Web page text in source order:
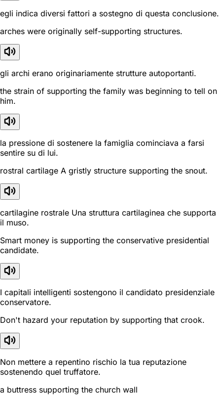
egli indica diversi fattori a sostegno di questa conclusione.
arches were originally self-supporting structures.
gli archi erano originariamente strutture autoportanti.
the strain of supporting the family was beginning to tell on
him.
la pressione di sostenere la famiglia cominciava a farsi
sentire su di lui.
rostral cartilage A gristly structure supporting the snout.
cartilagine rostrale Una struttura cartilaginea che supporta
il muso.
Smart money is supporting the conservative presidential
candidate.
I capitali intelligenti sostengono il candidato presidenziale
conservatore.
Don't hazard your reputation by supporting that crook.
Non mettere a repentino rischio la tua reputazione
sostenendo quel truffatore.
a buttress supporting the church wall